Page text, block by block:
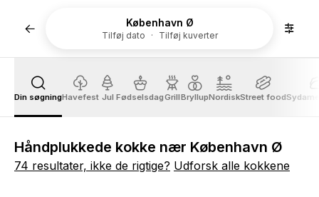
København Ø
Tilføj dato Tilføj kuverter
Din søgningHavefest Jul FødselsdagGrillBryllupNordiskStreet food
Håndplukkede kokke nær København Ø
74 resultater, ikke de rigtige? Udforsk alle kokkene